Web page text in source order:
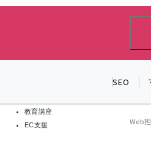
教育講座
EC支援
SEO
Web